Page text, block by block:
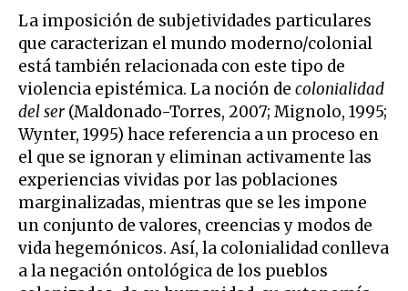
La imposición de subjetividades particulares
que caracterizan el mundo moderno/colonial
está también relacionada con este tipo de
violencia epistémica. La noción de colonialidad
del ser (Maldonado-Torres, 2007; Mignolo, 1995;
Wynter, 1995) hace referencia a un proceso en
el que se ignoran y eliminan activamente las
experiencias vividas por las poblaciones
marginalizadas, mientras que se les impone
un conjunto de valores, creencias y modos de
vida hegemónicos. Así, la colonialidad conlleva
a la negación ontológica de los pueblos